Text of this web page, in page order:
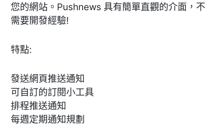
您的網站。Pushnews 具有簡單直觀的介面，不
需要開發經驗!
特點:
發送網頁推送通知
可自訂的訂閱小工具
排程推送通知
每週定期通知規劃